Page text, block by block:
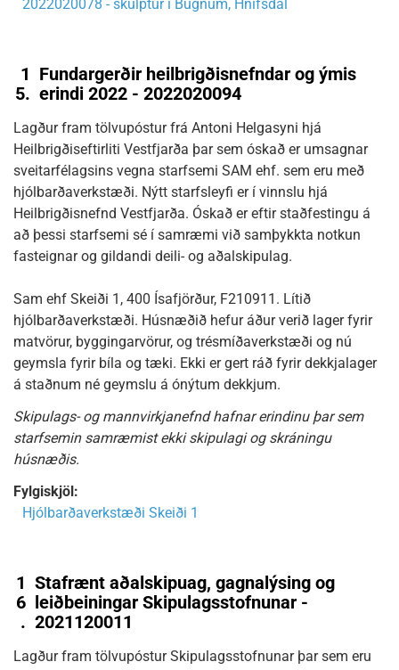
2022020078 - skúlptúr í Bugnum, Hnífsdal
1
5.
Fundargerðir heilbrigðisnefndar og ýmis
erindi 2022 - 2022020094
Lagður fram tölvupóstur frá Antoni Helgasyni hjá
Heilbrigðiseftirliti Vestfjarða þar sem óskað er umsagnar
sveitarfélagsins vegna starfsemi SAM ehf. sem eru með
hjólbarðaverkstæði. Nýtt starfsleyfi er í vinnslu hjá
Heilbrigðisnefnd Vestfjarða. Óskað er eftir staðfestingu á
að þessi starfsemi sé í samræmi við samþykkta notkun
fasteignar og gildandi deili- og aðalskipulag.
Sam ehf Skeiði 1, 400 Ísafjörður, F210911. Lítið
hjólbarðaverkstæði. Húsnæðið hefur áður verið lager fyrir
matvörur, byggingarvörur, og trésmíðaverkstæði og nú
geymsla fyrir bíla og tæki. Ekki er gert ráð fyrir dekkjalager
á staðnum né geymslu á ónýtum dekkjum.
Skipulags- og mannvirkjanefnd hafnar erindinu þar sem
starfsemin samræmist ekki skipulagi og skráningu
húsnæðis.
Fylgiskjöl:
Hjólbarðaverkstæði Skeiði 1
1
6
.
Stafrænt aðalskipuag, gagnalýsing og
leiðbeiningar Skipulagsstofnunar -
2021120011
Lagður fram tölvupóstur Skipulagsstofnunar þar sem eru